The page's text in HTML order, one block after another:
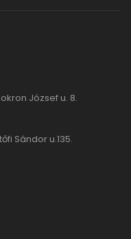
József u. 8.
Sándor u.135.